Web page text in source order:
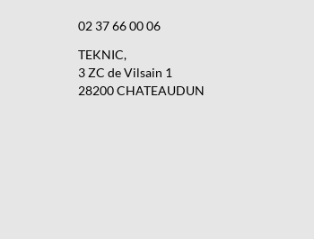
02 37 66 00 06
TEKNIC,
3 ZC de Vilsain 1
28200 CHATEAUDUN